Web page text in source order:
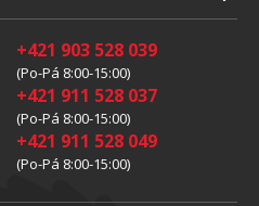
+421 903 528 039
(Po-Pá 8:00-15:00)
+421 911 528 037
(Po-Pá 8:00-15:00)
+421 911 528 049
(Po-Pá 8:00-15:00)